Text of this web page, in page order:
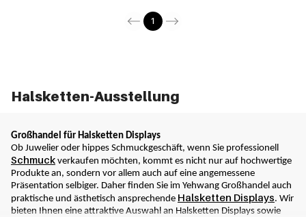
1
Halsketten-Ausstellung
Großhandel für Halsketten Displays
Schmuck verkaufen möchten, kommt es nicht nur auf hochwertige
Produkte an, sondern vor allem auch auf eine angemessene
Präsentation selbiger. Daher finden Sie im Yehwang Großhandel auch
praktische und ästhetisch ansprechende Halsketten Displays. Wir
bieten Ihnen eine attraktive Auswahl an Halsketten Displays sowie